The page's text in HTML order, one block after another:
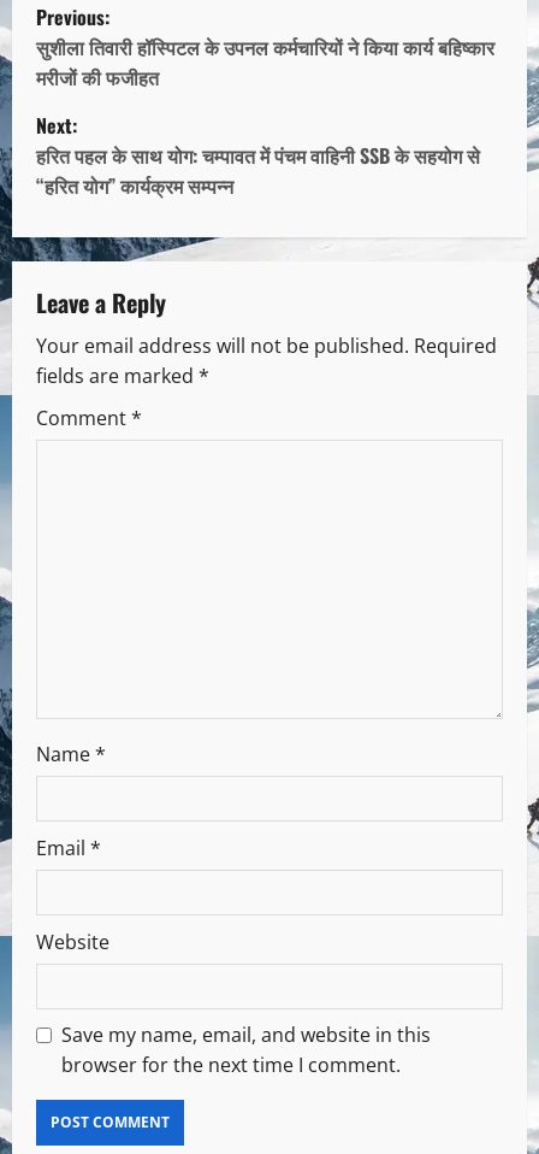
Previous:
सुशीला तिवारी हॉस्पिटल के उपनल कर्मचारियों ने किया कार्य बहिष्कार
मरीजों की फजीहत
Next:
हरित पहल के साथ योग: चम्पावत में पंचम वाहिनी SSB के सहयोग से
“हरित योग” कार्यक्रम सम्पन्न
Leave a Reply
Your email address will not be published. Required
fields are marked *
Comment*
Name*
Email *
Website
Save my name, email, and website in this
browser for the next time I comment.